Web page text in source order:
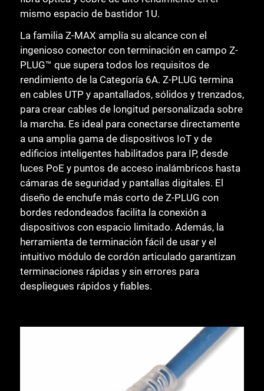
mismo espacio de bastidor 1U.
La familia Z-MAX amplía su alcance con el
ingenioso conector con terminación en campo Z-
PLUG™ que supera todos los requisitos de
rendimiento de la Categoría 6A. Z-PLUG termina
en cables UTP y apantallados, sólidos y trenzados,
para crear cables de longitud personalizada sobre
la marcha. Es ideal para conectarse directamente
a una amplia gama de dispositivos IoT y de
edificios inteligentes habilitados para IP, desde
luces PoE y puntos de acceso inalámbricos hasta
cámaras de seguridad y pantallas digitales. El
diseño de enchufe más corto de Z-PLUG con
bordes redondeados facilita la conexión a
dispositivos con espacio limitado. Además, la
herramienta de terminación fácil de usar y el
intuitivo módulo de cordón articulado garantizan
terminaciones rápidas y sin errores para
despliegues rápidos y fiables.